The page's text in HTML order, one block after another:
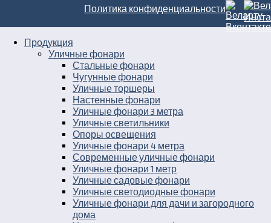
Политика конфиденциальности
Продукция
Уличные фонари
Стальные фонари
Чугунные фонари
Уличные торшеры
Настенные фонари
Уличные фонари 3 метра
Уличные светильники
Опоры освещения
Уличные фонари 4 метра
Современные уличные фонари
Уличные фонари 1 метр
Уличные садовые фонари
Уличные светодиодные фонари
Уличные фонари для дачи и загородного
дома